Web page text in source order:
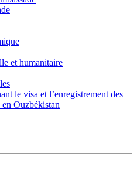
et humanitaire
le visa et l’enregistrement des
Ouzbékistan